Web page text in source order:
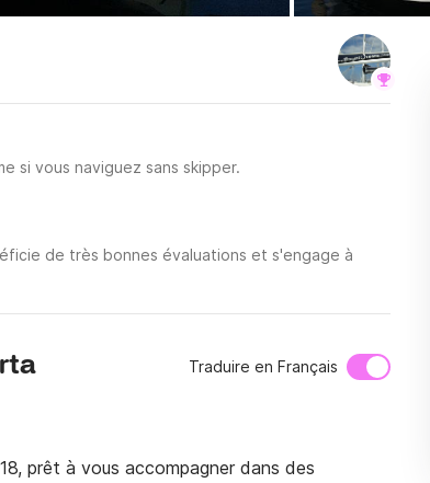
si vous naviguez sans skipper.
de très bonnes évaluations et s'engage à
Traduire en Français
prêt à vous accompagner dans des